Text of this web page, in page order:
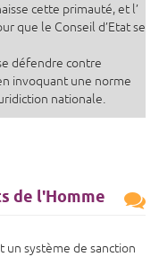
cette primauté, et l’
que le Conseil d’Etat se
défendre contre
invoquant une norme
nationale.
de l'Homme
système de sanction